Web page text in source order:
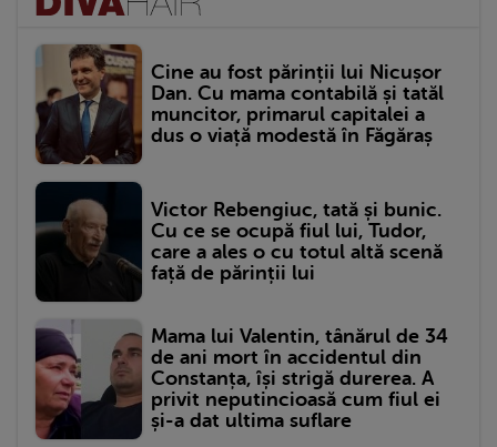
Cine au fost părinții lui Nicușor
Dan. Cu mama contabilă și tatăl
muncitor, primarul capitalei a
dus o viață modestă în Făgăraș
Victor Rebengiuc, tată și bunic.
Cu ce se ocupă fiul lui, Tudor,
care a ales o cu totul altă scenă
față de părinții lui
Mama lui Valentin, tânărul de 34
de ani mort în accidentul din
Constanța, își strigă durerea. A
privit neputincioasă cum fiul ei
și-a dat ultima suflare